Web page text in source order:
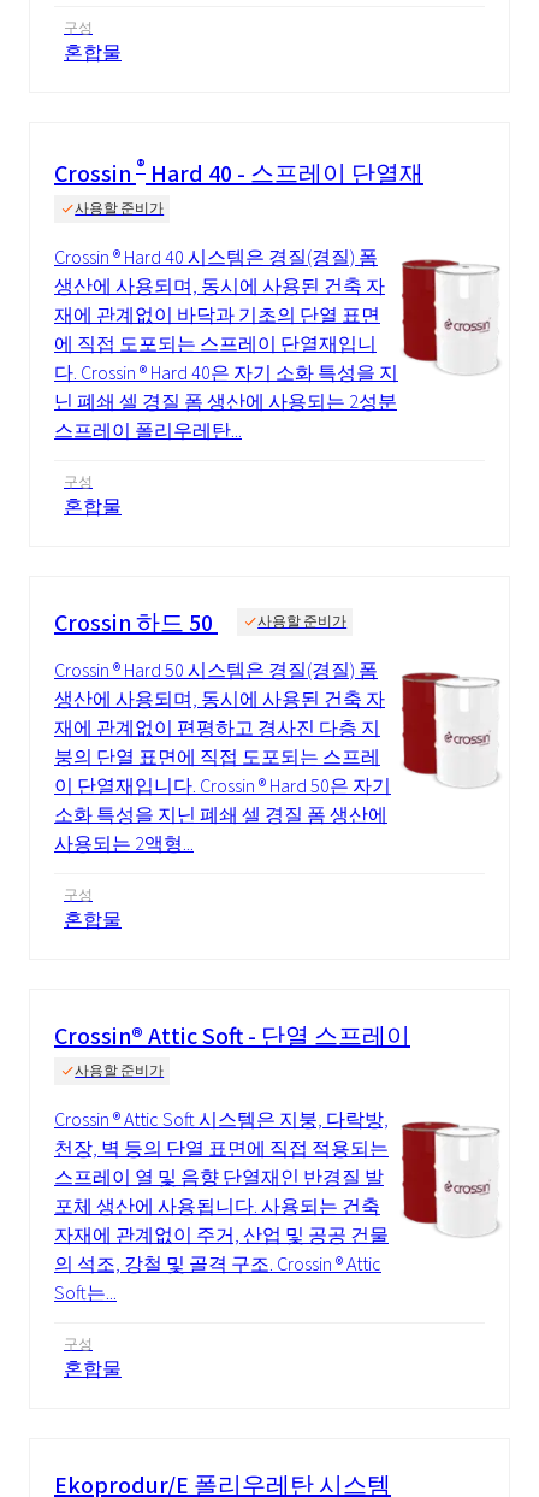
구성
혼합물
Crossin ® Hard 40 - 스프레이 단열재
사용할 준비가
Crossin ® Hard 40 시스템은 경질(경질) 폼
생산에 사용되며, 동시에 사용된 건축 자
재에 관계없이 바닥과 기초의 단열 표면
에 직접 도포되는 스프레이 단열재입니
다. Crossin ® Hard 40은 자기 소화 특성을 지
닌 폐쇄 셀 경질 폼 생산에 사용되는 2성분
스프레이 폴리우레탄...
구성
혼합물
Crossin 하드 50 사용할 준비가
Crossin ® Hard 50 시스템은 경질(경질) 폼
생산에 사용되며, 동시에 사용된 건축 자
재에 관계없이 편평하고 경사진 다층 지
붕의 단열 표면에 직접 도포되는 스프레
이 단열재입니다. Crossin ® Hard 50은 자기
소화 특성을 지닌 폐쇄 셀 경질 폼 생산에
사용되는 2액형...
구성
혼합물
Crossin® Attic Soft - 단열 스프레이
사용할 준비가
Crossin ® Attic Soft 시스템은 지붕, 다락방,
천장, 벽 등의 단열 표면에 직접 적용되는
스프레이 열 및 음향 단열재인 반경질 발
포체 생산에 사용됩니다. 사용되는 건축
자재에 관계없이 주거, 산업 및 공공 건물
의 석조, 강철 및 골격 구조. Crossin ® Attic
Soft는...
구성
혼합물
Ekoprodur/E 폴리우레탄 시스템